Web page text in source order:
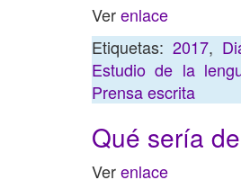
Verenlace
Etiquetas:2017,
Estudio de la
Prensa escrita
Qué sería
Verenlace